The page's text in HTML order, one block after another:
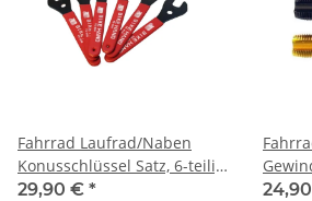
Fahrrad Laufrad/Naben
Konusschlüssel Satz, 6-teilig
13-18mm
29,90 € *
Set 9/16"x20tpi Premium